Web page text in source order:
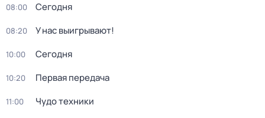
08:00 Сегодня
08:20 У нас выигрывают!
10:00 Сегодня
10:20 Первая передача
11:00 Чудо техники